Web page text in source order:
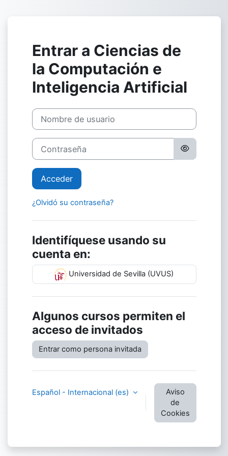
Entrar a Ciencias de
la Computación e
Inteligencia Artificial
Nombre de usuario
Contraseña
Acceder
¿Olvidó su contraseña?
Identifíquese usando su
cuenta en:
Universidad de Sevilla (UVUS)
Algunos cursos permiten el
acceso de invitados
Entrar como persona invitada
Español - Internacional ‎(es)‎
Aviso
de
Cookies